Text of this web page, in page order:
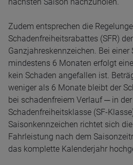
Zudem entsprechen die
Schadenfreiheitsrabattes (SFR)
Ganzjahreskennzeichen. Bei einer
mindestens 6 Monaten erfolgt
kein Schaden angefallen ist.
weniger als 6 Monate bleibt der
bei schadenfreiem Verlauf ─ in
Schadenfreiheitsklasse (SF-
Saisonkennzeichen richtet sich
Fahrleistung nach dem
das komplette Kalenderjahr